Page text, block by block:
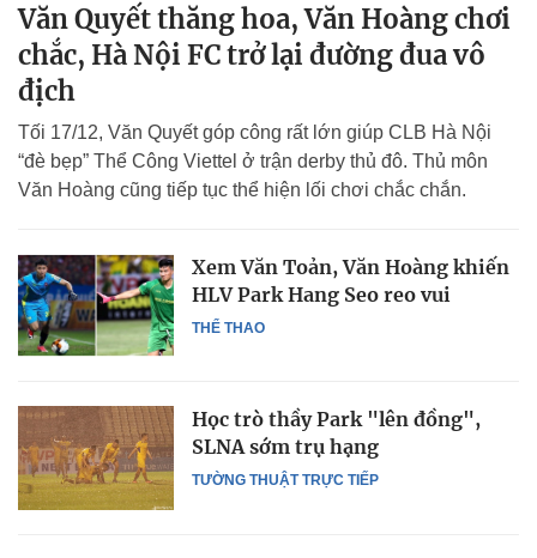
Văn Quyết thăng hoa, Văn Hoàng chơi
chắc, Hà Nội FC trở lại đường đua vô
địch
Tối 17/12, Văn Quyết góp công rất lớn giúp CLB Hà Nội
“đè bẹp” Thể Công Viettel ở trận derby thủ đô. Thủ môn
Văn Hoàng cũng tiếp tục thể hiện lối chơi chắc chắn.
THỂ THAO
Xem Văn Toản, Văn Hoàng khiến
HLV Park Hang Seo reo vui
TƯỜNG THUẬT TRỰC TIẾP
Học trò thầy Park "lên đồng",
SLNA sớm trụ hạng